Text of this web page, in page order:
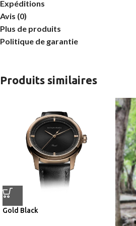
Expéditions
Avis (0)
Plus de produits
Politique de garantie
Produits similaires
Gold Black